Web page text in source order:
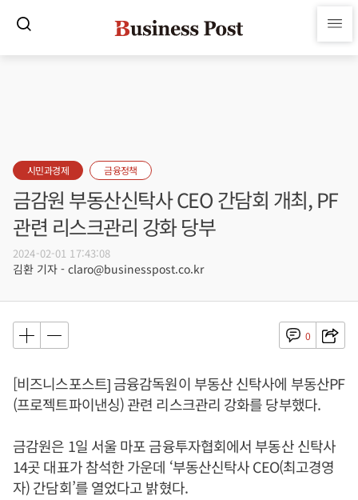
시민과경제 금융정책
금감원 부동산신탁사 CEO 간담회 개최, PF
관련 리스크관리 강화 당부
2024-02-01 17:43:08
김환 기자 - claro@businesspost.co.kr
0
[비즈니스포스트] 금융감독원이 부동산 신탁사에 부동산PF
(프로젝트파이낸싱) 관련 리스크관리 강화를 당부했다.
금감원은 1일 서울 마포 금융투자협회에서 부동산 신탁사
14곳 대표가 참석한 가운데 ‘부동산신탁사 CEO(최고경영
자) 간담회’를 열었다고 밝혔다.